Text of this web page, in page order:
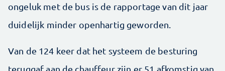
ongeluk met de bus is de rapportage van dit jaar
duidelijk minder openhartig geworden.
Van de 124 keer dat het systeem de besturing
teruggaf aan de chauffeur zijn er 51 afkomstig van